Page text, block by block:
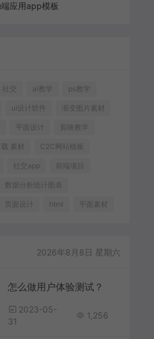
应用app模板
社交 ai教学 ps教学
ui设计软件 渐变图片素材
平面设计 剪映教学
素材 C2C网站模板
社交app 前端项目
数据分析统计图表
页面设计 html 平面素材
2026年8月8日 星期六
怎么做用户体验测试？
2023-05-
31
1,256